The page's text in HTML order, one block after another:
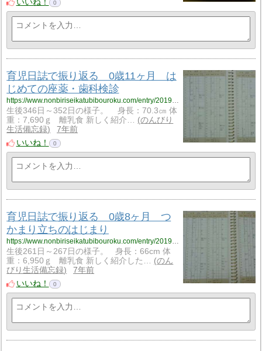
いいね！
0
育児日誌で振り返る 0歳11ヶ月 は
じめての座薬・歯科検診
https://www.nonbiriseikatubibouroku.com/entry/2019/2/13/%E8%82%B2%E5%85%90%E6%97%A5%E8%AA%8C%E3%83%BB0%E6%AD%B311%E3%83%B6%E6%9C%88%E3%83%BB%E6%AD%AF%E7%A7%91%E6%A4%9C%E8%A8%BA%E3%83%BB%E6%AD%AF%E3%81%BF%E3%81%8C%E3%81%8D?utm_source=feed
生後346日～352日の様子。 身長：70.3㎝ 体
重：7,690ｇ 離乳食 新しく紹介…
のんびり
生活備忘録
7年前
いいね！
0
育児日誌で振り返る 0歳8ヶ月 つ
かまり立ちのはじまり
https://www.nonbiriseikatubibouroku.com/entry/2019/2/6/%E8%82%B2%E5%85%90%E6%97%A5%E8%AA%8C%E3%83%BB0%E6%AD%B38%E3%83%B6%E6%9C%88%E3%83%BB%E3%81%A4%E3%81%8B%E3%81%BE%E3%82%8A%E7%AB%8B%E3%81%A1?utm_source=feed
生後261日～267日の様子。 身長：66cm 体
重：6,950ｇ 離乳食 新しく紹介した…
のん
びり生活備忘録
7年前
いいね！
0